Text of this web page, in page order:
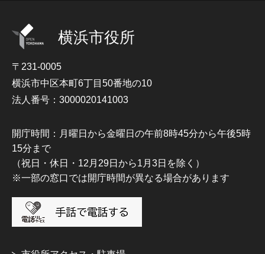
横浜市役所
〒231-0005
横浜市中区本町6丁目50番地の10
法人番号：3000020141003
開庁時間：月曜日から金曜日の午前8時45分から午後5時
15分まで
（祝日・休日・12月29日から1月3日を除く）
※一部の窓口では開庁時間が異なる場合があります